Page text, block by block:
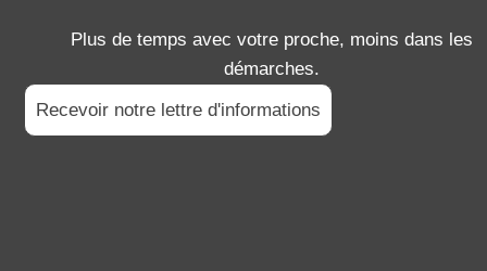
Plus de temps avec votre proche, moins dans les
démarches.
Recevoir notre lettre d'informations